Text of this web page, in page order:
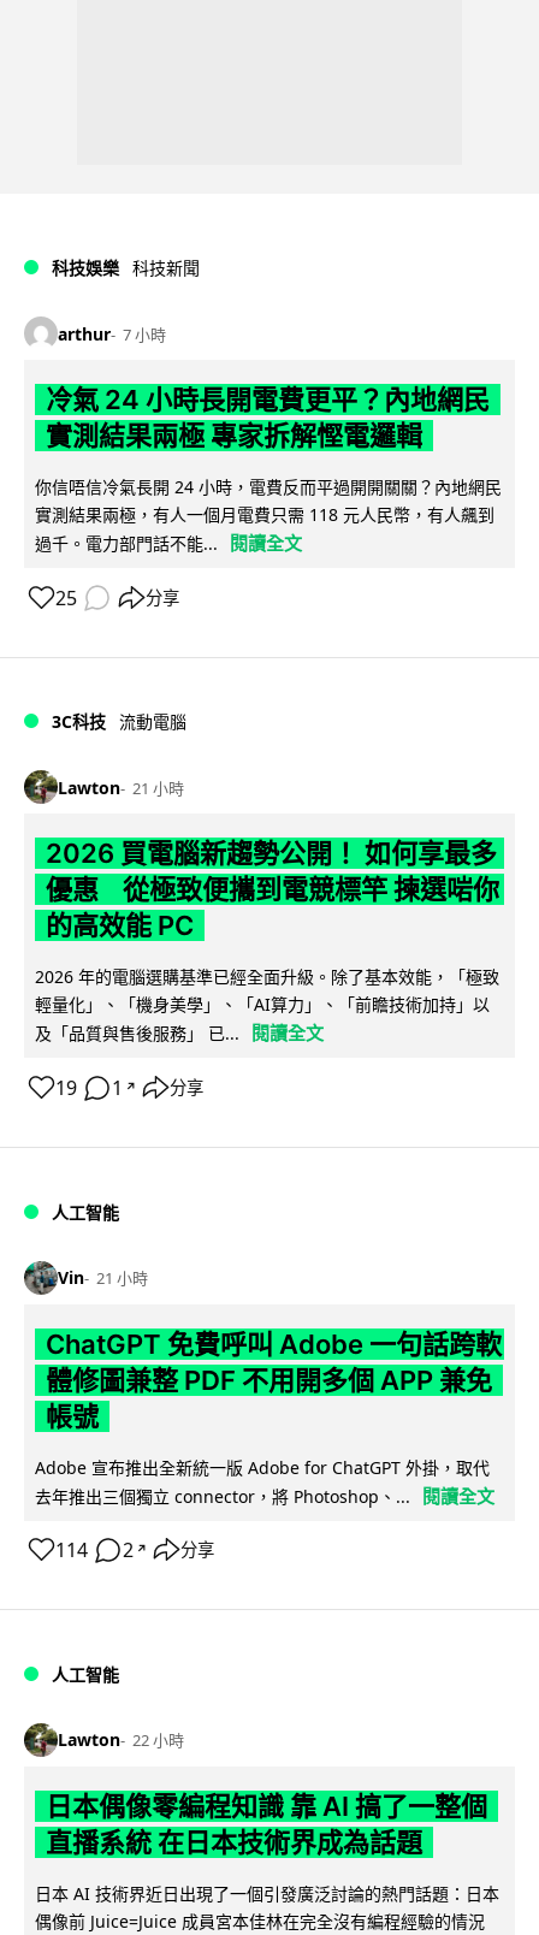
科技娛樂 科技新聞
arthur 7 小時
冷氣 24 小時長開電費更平？內地網民
實測結果兩極 專家拆解慳電邏輯
你信唔信冷氣長開 24 小時，電費反而平過開開關關？內地網民
實測結果兩極，有人一個月電費只需 118 元人民幣，有人飆到
過千。電力部門話不能...
閱讀全文
25 分享
3C科技 流動電腦
Lawton 21 小時
2026 買電腦新趨勢公開！ 如何享最多
優惠 從極致便攜到電競標竿 揀選啱你
的高效能 PC
2026 年的電腦選購基準已經全面升級。除了基本效能，「極致
輕量化」、「機身美學」、「AI算力」、「前瞻技術加持」以
及「品質與售後服務」 已...
閱讀全文
19 1 ↗ 分享
人工智能
Vin 21 小時
ChatGPT 免費呼叫 Adobe 一句話跨軟
體修圖兼整 PDF 不用開多個 APP 兼免
帳號
Adobe 宣布推出全新統一版 Adobe for ChatGPT 外掛，取代
去年推出三個獨立 connector，將 Photoshop、...
閱讀全文
114 2 ↗ 分享
人工智能
Lawton 22 小時
日本偶像零編程知識 靠 AI 搞了一整個
直播系統 在日本技術界成為話題
日本 AI 技術界近日出現了一個引發廣泛討論的熱門話題：日本
偶像前 Juice=Juice 成員宮本佳林在完全沒有編程經驗的情況